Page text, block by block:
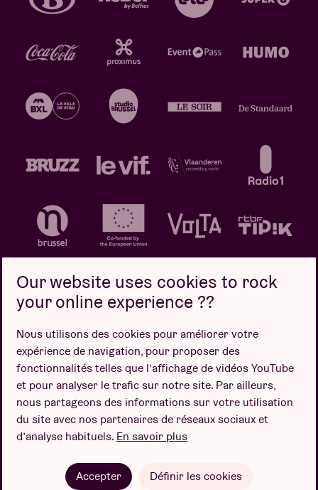
Politique de confidentialité
Politique de cookies
Conditions de vente
Design par
Our website uses cookies to rock
your online experience ??
Nous utilisons des cookies pour améliorer votre
expérience de navigation, pour proposer des
fonctionnalités telles que l’affichage de vidéos YouTube
et pour analyser le trafic sur notre site. Par ailleurs,
nous partageons des informations sur votre utilisation
du site avec nos partenaires de réseaux sociaux et
d’analyse habituels. En savoir plus
Accepter Définir les cookies